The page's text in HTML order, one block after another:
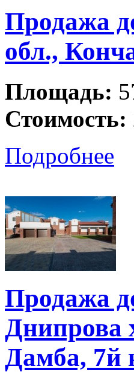
Продажа
обл.,
Площадь:
Стоимость:
Подробнее
Продажа
Днипрова
Дамба, 7й